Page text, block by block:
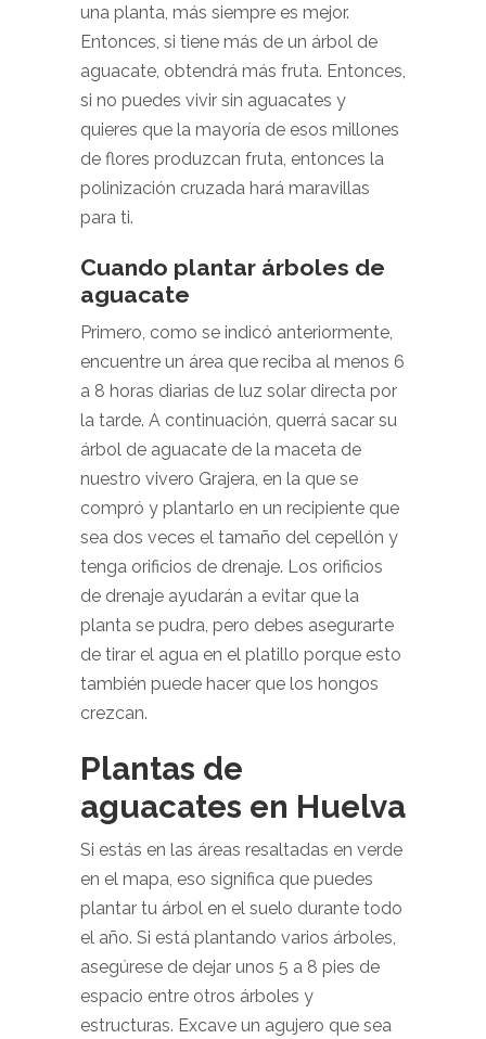
una planta, más siempre es mejor.
Entonces, si tiene más de un árbol de
aguacate, obtendrá más fruta. Entonces,
si no puedes vivir sin aguacates y
quieres que la mayoría de esos millones
de flores produzcan fruta, entonces la
polinización cruzada hará maravillas
para ti.
Cuando plantar árboles de
aguacate
Primero, como se indicó anteriormente,
encuentre un área que reciba al menos 6
a 8 horas diarias de luz solar directa por
la tarde. A continuación, querrá sacar su
árbol de aguacate de la maceta de
nuestro vivero Grajera, en la que se
compró y plantarlo en un recipiente que
sea dos veces el tamaño del cepellón y
tenga orificios de drenaje. Los orificios
de drenaje ayudarán a evitar que la
planta se pudra, pero debes asegurarte
de tirar el agua en el platillo porque esto
también puede hacer que los hongos
crezcan.
Plantas de
aguacates en Huelva
Si estás en las áreas resaltadas en verde
en el mapa, eso significa que puedes
plantar tu árbol en el suelo durante todo
el año. Si está plantando varios árboles,
asegúrese de dejar unos 5 a 8 pies de
espacio entre otros árboles y
estructuras. Excave un agujero que sea